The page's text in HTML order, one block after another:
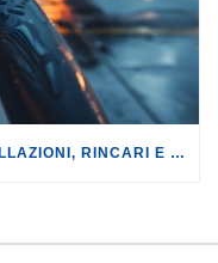
TURISMO: CANCELLAZIONI, RINCARI E MAGGIORAZIONI DI VOLI E PRENOTAZIONI.